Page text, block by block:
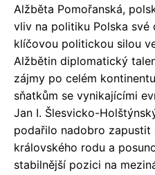
Alžběta Pomořanská,
vliv na politiku Polska své
klíčovou politickou silou
Alžbětin diplomatický
zájmy po celém
sňatkům se vynikajícími
Jan I. Šlesvicko-
podařilo nadobro zapustit
královského rodu a
stabilnější pozici na